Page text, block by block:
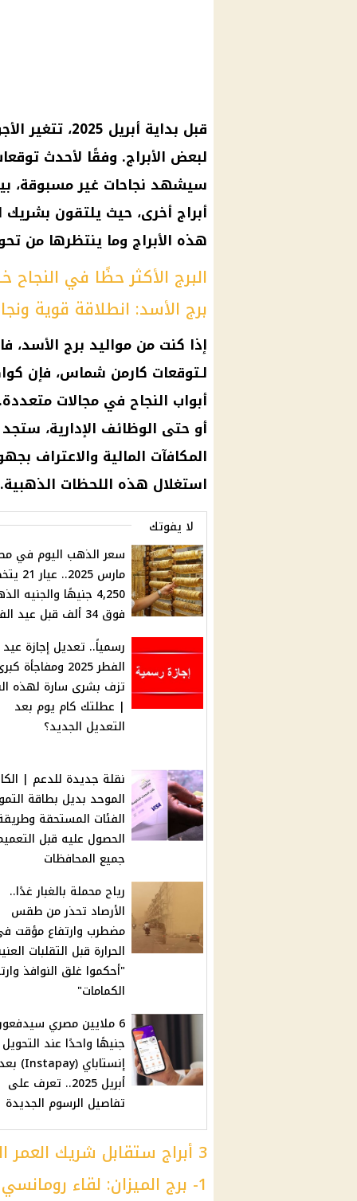
قبل بداية
لبعض الأبراج. وفقًا لأحدث
سيشهد نجاحات غير مسبوقة،
أبراج أخرى، حيث يلتقون
هذه الأبراج وما ينتظرها من
البرج الأكثر حظًا في النجاح
برج الأسد: انطلاقة قوية
لـتوقعات كارمن شماس، فإن
أبواب النجاح في مجالات
أو حتى الوظائف الإدارية،
المكافآت المالية والاعتراف
استغلال هذه اللحظات الذهبية.
لا يفوتك
مارس
4,250 جنيهًا والجنيه
فوق 34 ألف قبل عيد الفطر
رسمياً.. تعديل إجازة عيد
الفطر 2025 ومفاجأة
تزف بشرى سارة لهذه
| عطلتك كام يوم بعد
التعديل الجديد؟
نقلة جديدة للدعم |
الموحد بديل بطاقة
الفئات المستحقة
الحصول عليه قبل
جميع المحافظات
رياح محملة بالغبار غدًا..
الأرصاد تحذر من طقس
مضطرب وارتفاع مؤقت
الحرارة قبل التقلبات
"أحكموا غلق النوافذ
الكمامات"
6 ملايين مصري
جنيهًا واحدًا عند
أبريل 2025.. تعرف على
تفاصيل الرسوم الجديدة
3 أبراج ستقابل شريك العمر المنتظر
1- برج الميزان: لقاء رومانسي غير متوقع